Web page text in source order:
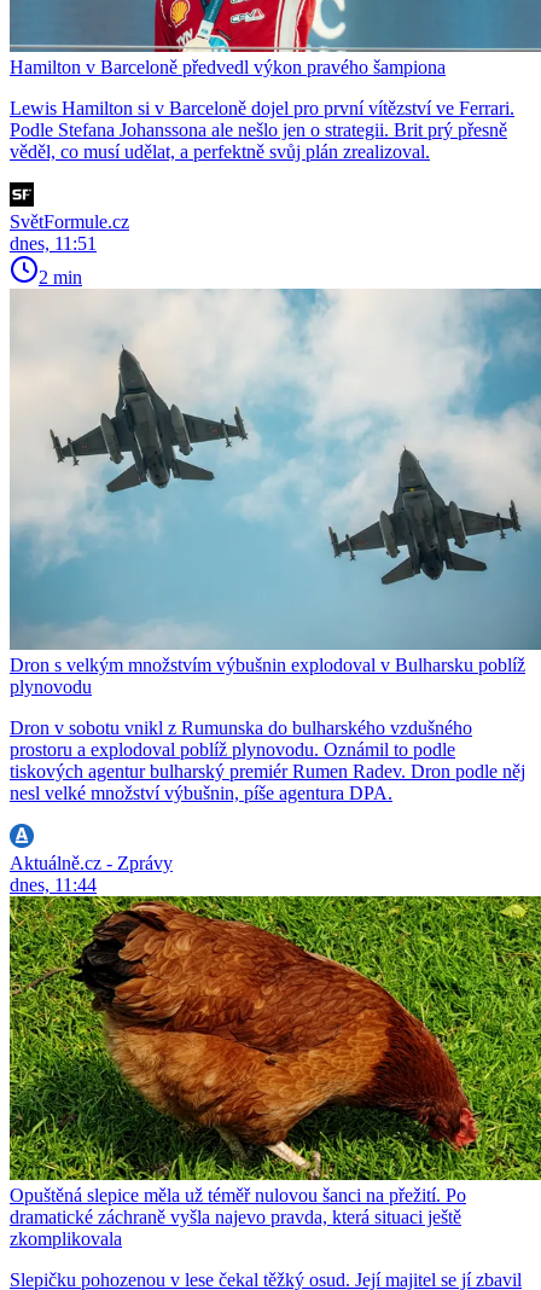
Hamilton v Barceloně předvedl výkon pravého šampiona
Lewis Hamilton si v Barceloně dojel pro první vítězství ve Ferrari.
Podle Stefana Johanssona ale nešlo jen o strategii. Brit prý přesně
věděl, co musí udělat, a perfektně svůj plán zrealizoval.
SvětFormule.cz
dnes, 11:51
2 min
Dron s velkým množstvím výbušnin explodoval v Bulharsku poblíž
plynovodu
Dron v sobotu vnikl z Rumunska do bulharského vzdušného
prostoru a explodoval poblíž plynovodu. Oznámil to podle
tiskových agentur bulharský premiér Rumen Radev. Dron podle něj
nesl velké množství výbušnin, píše agentura DPA.
Aktuálně.cz - Zprávy
dnes, 11:44
Opuštěná slepice měla už téměř nulovou šanci na přežití. Po
dramatické záchraně vyšla najevo pravda, která situaci ještě
zkomplikovala
Slepičku pohozenou v lese čekal těžký osud. Její majitel se jí zbavil